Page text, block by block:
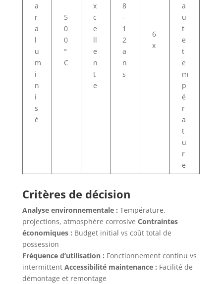
a
r
a
l
u
m
i
n
i
s
é
5
0
0
°
C
x
c
e
ll
e
n
t
e
8
-
1
2
a
n
s
6
x
a
u
t
e
t
e
m
p
é
r
a
t
u
r
e
Critères de décision
Analyse environnementale : Température,
projections, atmosphère corrosive Contraintes
économiques : Budget initial vs coût total de
possession
Fréquence d’utilisation : Fonctionnement continu vs
intermittent Accessibilité maintenance : Facilité de
démontage et remontage